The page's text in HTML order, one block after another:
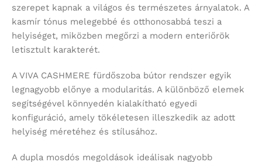
szerepet kapnak a világos és természetes árnyalatok. A
kasmír tónus melegebbé és otthonosabbá teszi a
helyiséget, miközben megőrzi a modern enteriőrök
letisztult karakterét.
A VIVA CASHMERE fürdőszoba bútor rendszer egyik
legnagyobb előnye a modularitás. A különböző elemek
segítségével könnyedén kialakítható egyedi
konfiguráció, amely tökéletesen illeszkedik az adott
helyiség méretéhez és stílusához.
A dupla mosdós megoldások ideálisak nagyobb